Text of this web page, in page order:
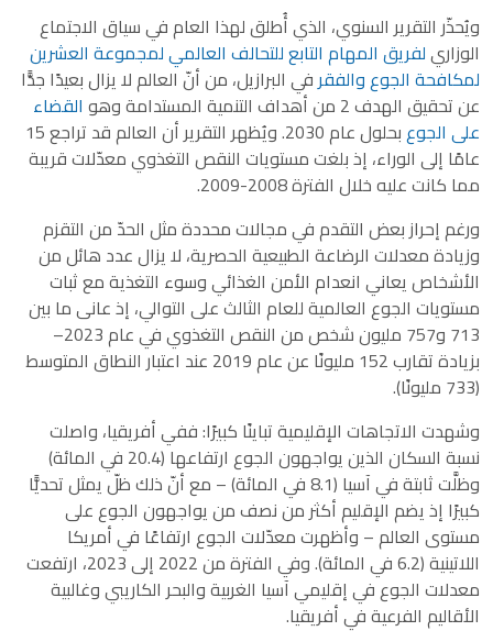
ويُحذّر التقرير السنوي، الذي أُطلق لهذا العام في سياق الاجتماع
الوزاريلفريق المهام التابع للتحالف العالمي لمجموعة العشرين
لمكافحة الجوع والفقرفي البرازيل، من أنّ العالم لا يزال بعيدًا جدًّا
عن تحقيق الهدف 2 من أهداف التنمية المستدامة وهو
القضاء
على الجوع
بحلول عام 2030. ويُظهر التقرير أن العالم قد تراجع 15
عامًا إلى الوراء، إذ بلغت مستويات النقص التغذوي معدّلات قريبة
مما كانت عليه خلال الفترة 2008-2009.
ورغم إحراز بعض التقدم في مجالات محددة مثل الحدّ من التقزم
وزيادة معدلات الرضاعة الطبيعية الحصرية، لا يزال عدد هائل من
الأشخاص يعاني انعدام الأمن الغذائي وسوء التغذية مع ثبات
مستويات الجوع العالمية للعام الثالث على التوالي، إذ عانى ما بين
713 و757 مليون شخص من النقص التغذوي في عام 2023–
بزيادة تقارب 152 مليونًا عن عام 2019 عند اعتبار النطاق المتوسط
(733 مليونًا).
وشهدت الاتجاهات الإقليمية تباينًا كبيرًا: ففي أفريقيا، واصلت
نسبة السكان الذين يواجهون الجوع ارتفاعها (20.4 في المائة)
وظلَّت ثابتة في آسيا (8.1 في المائة) – مع أنّ ذلك ظلّ يمثل تحديًّا
كبيرًا إذ يضم الإقليم أكثر من نصف من يواجهون الجوع على
مستوى العالم – وأظهرت معدّلات الجوع ارتفاعًا في أمريكا
اللاتينية (6.2 في المائة). وفي الفترة من 2022 إلى 2023، ارتفعت
معدلات الجوع في إقليمي آسيا الغربية والبحر الكاريبي وغالبية
الأقاليم الفرعية في أفريقيا.